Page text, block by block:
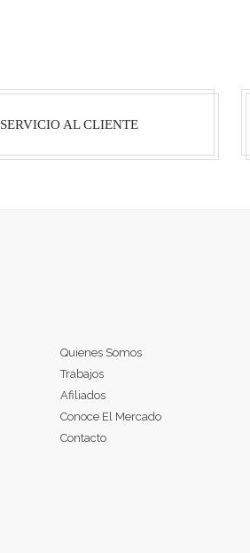
SERVICIO AL CLIENTE
Quienes Somos
Trabajos
Afiliados
Conoce El Mercado
Contacto